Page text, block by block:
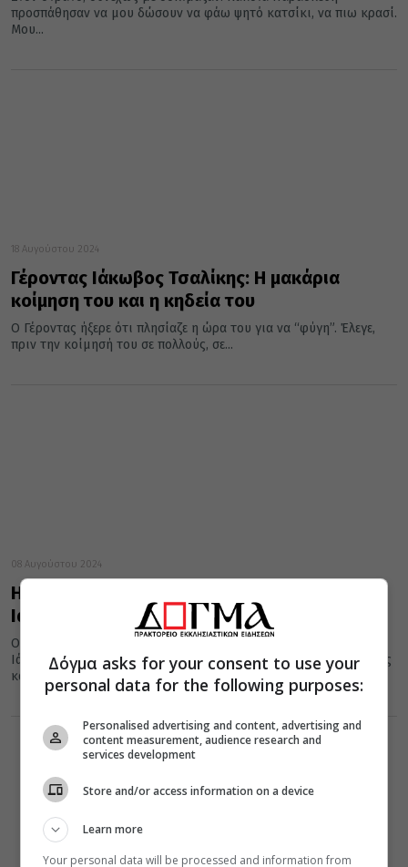
προσπάθησαν να μου δώσουν να φάω ψητό κατσίκι, να πιω κρασί.
Μου...
18 Αυγούστου 2024
Γέροντας Ιάκωβος Τσαλίκης: Η μακάρια
κοίμηση του και η κηδεία του
Ο Γέροντας ήξερε ότι πλησίαζε η ώρα του για να “φύγη”. Έλεγε,
πριν την κοίμησή του σε πολλούς, σε...
08 Αυγούστου 2024
Η απλότητα και η ευλάβεια του Γέροντα
Ιακώβου Τσαλίκη
Ο γέρων Ιάκωβος – μαρτυρεί ο υποτακτικός του ιερομόναχος
Ιάκωβος – ήταν απλός, ταπεινός, πράος, γλυκύς, επίγειος άγγελος
και...
Δόγμα asks for your consent to use your
personal data for the following purposes:
Personalised advertising and content, advertising and
content measurement, audience research and
services development
Store and/or access information on a device
Learn more
Your personal data will be processed and information from